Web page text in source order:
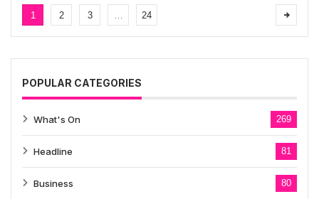
1 2 3 24
POPULAR CATEGORIES
What's On 269
Headline 81
Business 80